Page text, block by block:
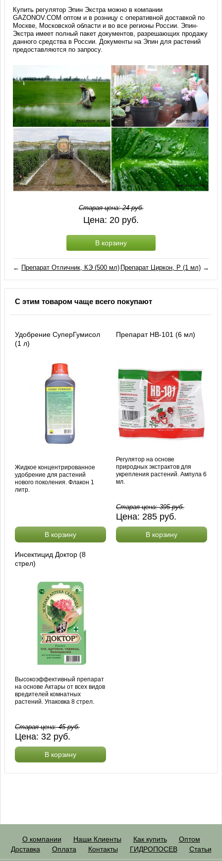
Купить регулятор Эпин Экстра можно в компании
GAZONOV.COM оптом и в розницу с оперативной доставкой по
Москве, Московской области и во все регионы России. Эпин-
Экстра имеет полный пакет документов, разрешающих продажу
данного средства в России. Документы на Эпин для растений
предоставляются по запросу.
Старая цена:24руб.
Цена: 20 руб.
В корзину
← Препарат Отличник, КЭ (500 мл) Препарат Циркон, Р (1 мл)→
С этим товаром чаще всего покупают
Удобрение СуперГумисол
(1 л)
Жидкое концентрированное
удобрение для растений
нового поколения. Флакон 1
литр.
В корзину
Препарат HB-101 (6 мл)
Регулятор на основе
природных экстрактов для
укрепления растений. Ампула 6
мл.
Старая цена:395руб.
Цена: 285 руб.
В корзину
Инсектицид Доктор (8
стрел)
Высокоэффективный препарат
на основе Актары от всех видов
вредителей комнатных
растений. Упаковка 8 стрел.
Старая цена:45руб.
Цена:32 руб.
В корзину
О компании Наши Клиенты Как купить
Оптом
Доставка
Оплата Контакты ГИДРОПОСЕВ Статьи